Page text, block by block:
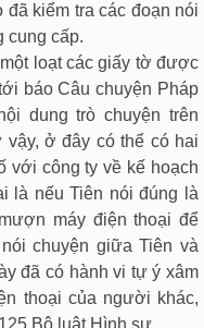
đã kiểm tra các đoạn nói
cung cấp.
loạt các giấy tờ được
báo Câu chuyện Pháp
dung trò chuyện trên
ở đây có thể có hai
với công ty về kế hoạch
là nếu Tiên nói đúng là
máy điện thoại để
chuyện giữa Tiên và
đã có hành vi tự ý xâm
thoại của người khác,